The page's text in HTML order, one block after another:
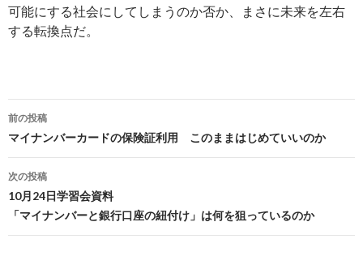
可能にする社会にしてしまうのか否か、まさに未来を左右
する転換点だ。
投
稿
ナ
ビ
ゲ
前の投稿
マイナンバーカードの保険証利用 このままはじめていいのか
次の投稿
10月24日学習会資料
「マイナンバーと銀行口座の紐付け」は何を狙っているのか